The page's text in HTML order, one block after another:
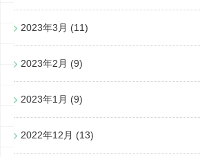
2023年3月 (11)
2023年2月 (9)
2023年1月 (9)
2022年12月 (13)